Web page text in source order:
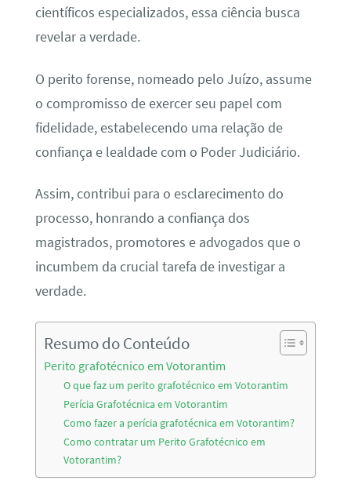
científicos especializados, essa ciência busca
revelar a verdade.
O perito forense, nomeado pelo Juízo, assume
o compromisso de exercer seu papel com
fidelidade, estabelecendo uma relação de
confiança e lealdade com o Poder Judiciário.
Assim, contribui para o esclarecimento do
processo, honrando a confiança dos
magistrados, promotores e advogados que o
incumbem da crucial tarefa de investigar a
verdade.
Resumo do Conteúdo
Perito grafotécnico em Votorantim
O que faz um perito grafotécnico em Votorantim
Perícia Grafotécnica em Votorantim
Como fazer a perícia grafotécnica em Votorantim?
Como contratar um Perito Grafotécnico em
Votorantim?